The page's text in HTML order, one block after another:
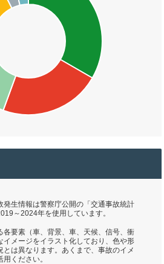
発生情報は警察庁公開の「交通事故統計
～2024年を使用しています。
各要素（車、背景、車、天候、信号、衝
イメージをイラスト化しており、色や形
は異なります。あくまで、事故のイメ
ください。